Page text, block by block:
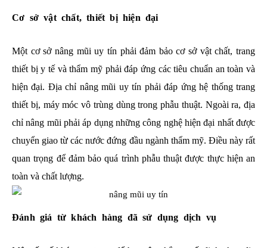
Cơ sở vật chất, thiết bị hiện đại
Một cơ sở nâng mũi uy tín phải đảm bảo cơ sở vật chất, trang
thiết bị y tế và thẩm mỹ phải đáp ứng các tiêu chuẩn an toàn và
hiện đại. Địa chỉ nâng mũi uy tín phải đáp ứng hệ thống trang
thiết bị, máy móc vô trùng dùng trong phẫu thuật. Ngoài ra, địa
chỉ nâng mũi phải áp dụng những công nghệ hiện đại nhất được
chuyển giao từ các nước đứng đầu ngành thẩm mỹ. Điều này rất
quan trọng để đảm bảo quá trình phẫu thuật được thực hiện an
toàn và chất lượng.
Đánh giá từ khách hàng đã sử dụng dịch vụ